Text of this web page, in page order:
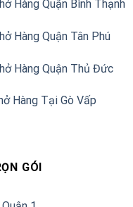
Hàng Quận Bình Thạnh
Hàng Quận Tân Phú
Hàng Quận Thủ Đức
Hàng Tại Gò Vấp
GÓI